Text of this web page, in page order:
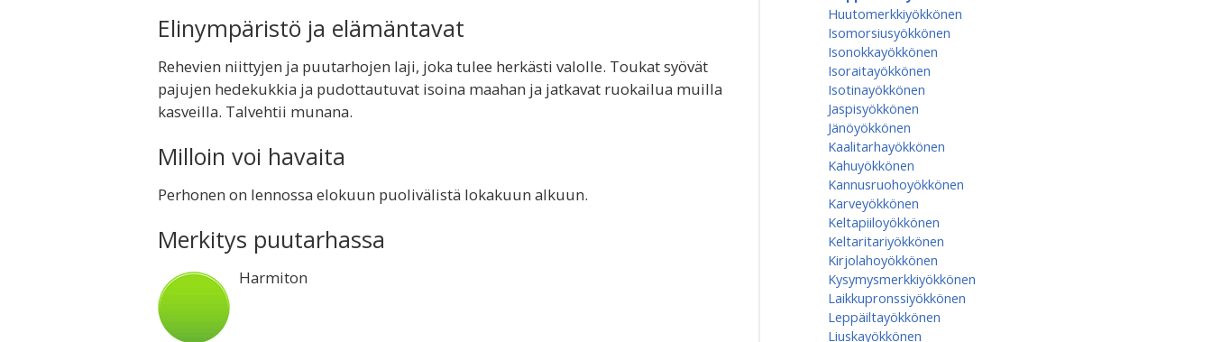
Elinympäristö ja elämäntavat
Rehevien niittyjen ja puutarhojen laji, joka tulee herkästi valolle. Toukat syövät
pajujen hedekukkia ja pudottautuvat isoina maahan ja jatkavat ruokailua muilla
kasveilla. Talvehtii munana.
Milloin voi havaita
Perhonen on lennossa elokuun puolivälistä lokakuun alkuun.
Merkitys puutarhassa
Harmiton
Huutomerkkiyökkönen
Isomorsiusyökkönen
Isonokkayökkönen
Isoraitayökkönen
Isotinayökkönen
Jaspisyökkönen
Jänöyökkönen
Kaalitarhayökkönen
Kahuyökkönen
Kannusruohoyökkönen
Karveyökkönen
Keltapiiloyökkönen
Keltaritariyökkönen
Kirjolahoyökkönen
Kysymysmerkkiyökkönen
Laikkupronssiyökkönen
Leppäiltayökkönen
Liuskayökkönen